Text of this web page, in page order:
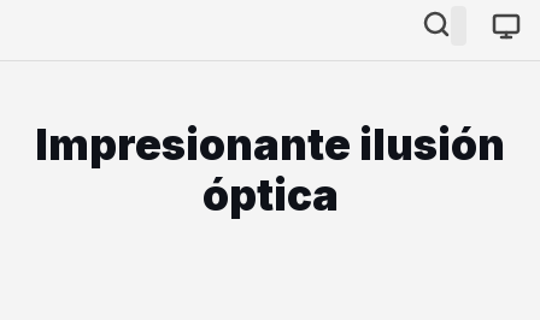
Impresionante ilusión
óptica